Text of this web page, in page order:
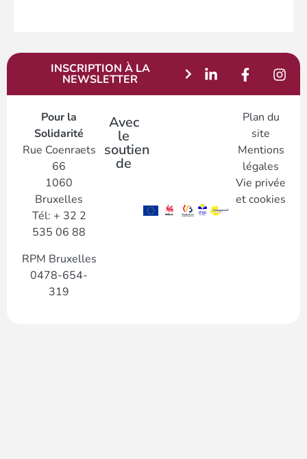
INSCRIPTION À LA
NEWSLETTER
Pour la
Solidarité
Rue Coenraets
66
1060
Bruxelles
Tél: + 32 2
535 06 88
RPM Bruxelles
0478-654-
319
Avec
le
soutien
de
Plan du
site
Mentions
légales
Vie privée
et cookies